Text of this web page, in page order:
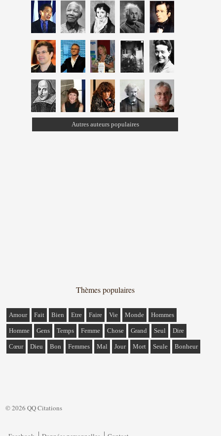
Autres auteurs populaires
Thèmes populaires
Amour Fait Bien Etre Faire Vie Monde Hommes
Homme Gens Temps Femme Chose Grand Seul Dire
Cœur Dieu Bon Femmes Mal Jour Mort Seule Bonheur
© 2026 QQ Citations